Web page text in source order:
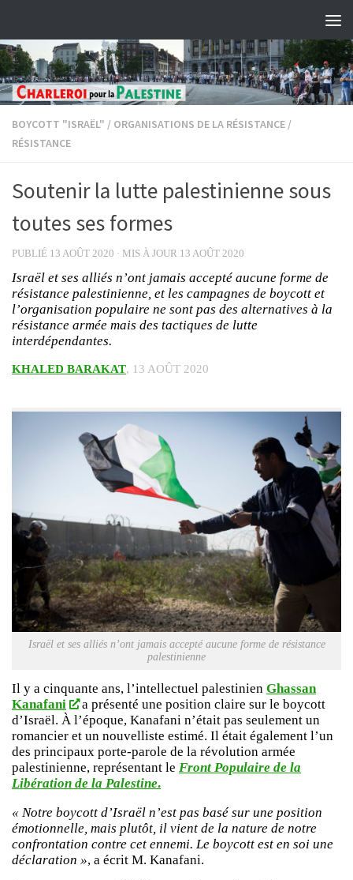
BOYCOTT "ISRAËL" / ORGANISATIONS DE LA RÉSISTANCE /
RÉSISTANCE
Soutenir la lutte palestinienne sous
toutes ses formes
PUBLIÉ 13 AOÛT 2020 · MIS À JOUR 13 AOÛT 2020
Israël et ses alliés n’ont jamais accepté aucune forme de
résistance palestinienne, et les campagnes de boycott et
l’organisation populaire ne sont pas des alternatives à la
résistance armée mais des tactiques de lutte
interdépendantes.
KHALED BARAKAT, 13 AOÛT 2020
Israël et ses alliés n’ont jamais accepté aucune forme de résistance
palestinienne
Il y a cinquante ans, l’intellectuel palestinien Ghassan
Kanafani
a présenté une position claire sur le boycott
d’Israël. À l’époque, Kanafani n’était pas seulement un
romancier et un nouvelliste estimé. Il était également l’un
des principaux porte-parole de la révolution armée
palestinienne, représentant le Front Populaire de la
Libération de la Palestine.
« Notre boycott d’Israël n’est pas basé sur une position
émotionnelle, mais plutôt, il vient de la nature de notre
confrontation contre cet ennemi. Le boycott est en soi une
déclaration », a écrit M. Kanafani.